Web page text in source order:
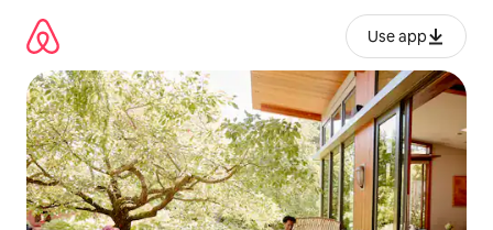
Use app